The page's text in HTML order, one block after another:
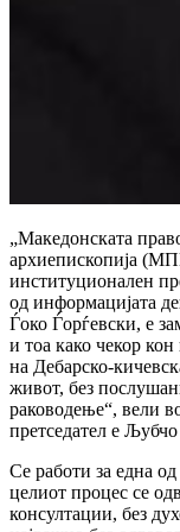
„Македонската
архиепископија
институционален
од информацијата
Ѓоко Ѓорѓевски, е
и тоа како чекор
на Дебарско-
живот, без
раководење“, вели
претседател е
Се работи за една
целиот процес се
консултации, без